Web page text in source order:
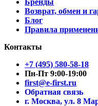
Возврат, обмен и
Блог
Правила
Контакты
+7 (495) 580-58-18
Пн-Пт 9:00-19:00
first@e-first.ru
Обратная связь
г. Москва, ул. 8